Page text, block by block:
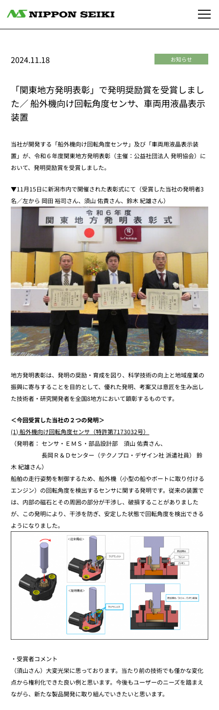
お知らせ
2024.11.18
「関東地方発明表彰」で発明奨励賞を受賞しまし
た／ 船外機向け回転角度センサ、車両用液晶表示
装置
当社が開発する「船外機向け回転角度センサ」及び「車両用液晶表示装
置」が、令和６年度関東地方発明表彰（主催：公益社団法人 発明協会）に
おいて、発明奨励賞を受賞しました。
▼11月15日に新潟市内で開催された表彰式にて（受賞した当社の発明者3
名／左から 岡田 裕司さん、須山 佑貴さん、鈴木 紀雄さん）
地方発明表彰は、発明の奨励・育成を図り、科学技術の向上と地域産業の
振興に寄与することを目的として、優れた発明、考案又は意匠を生み出し
た技術者・研究開発者を全国8地方において顕彰するものです。
＜今回受賞した当社の２つの発明＞
(1) 船外機向け回転角度センサ（特許第7173032号）
（発明者： センサ・ＥＭＳ・部品設計部 須山 佑貴さん、
長岡Ｒ＆Ｄセンター（テクノプロ・デザイン社 派遣社員） 鈴
木 紀雄さん）
船舶の走行姿勢を制御するため、船外機（小型の船やボートに取り付ける
エンジン）の回転角度を検出するセンサに関する発明です。従来の装置で
は、内部の磁石とその周囲の部分が干渉し、破損することがありました
が、この発明により、干渉を防ぎ、安定した状態で回転角度を検出できる
ようになりました。
・受賞者コメント
（須山さん）大変光栄に思っております。当たり前の技術でも僅かな変化
点から権利化できた良い例と思います。今後もユーザーのニーズを踏まえ
ながら、新たな製品開発に取り組んでいきたいと思います。